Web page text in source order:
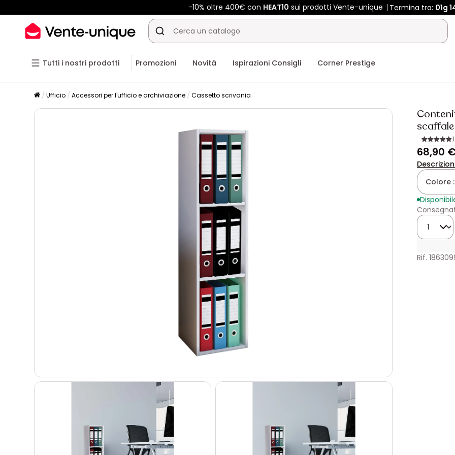
-10% oltre 400€ con HEAT10 sui prodotti Vente-unique Termina tra: 01g
Tutti i nostri prodotti Promozioni Novità Ispirazioni Consigli Corner Prestige
Ufficio Accessori per l'ufficio e archiviazione Cassetto scrivania
68,90
Colore
Quantità
Rif.